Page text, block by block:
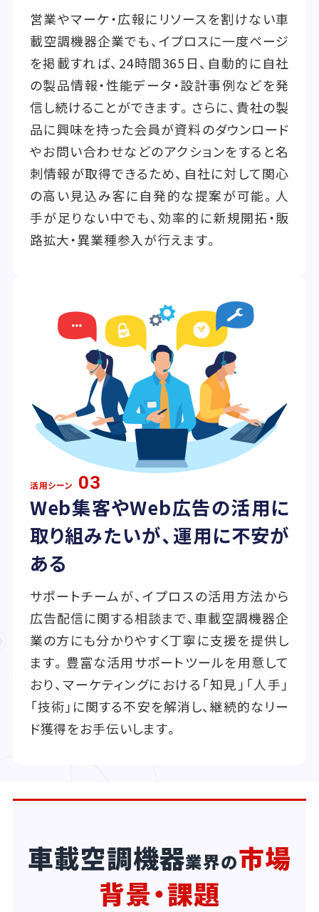
営業やマーケ・広報にリソースを割けない車
載空調機器企業でも、イプロスに一度ページ
を掲載すれば、24時間365日、自動的に自社
の製品情報・性能データ・設計事例などを発
信し続けることができます。さらに、貴社の製
品に興味を持った会員が資料のダウンロード
やお問い合わせなどのアクションをすると名
刺情報が取得できるため、自社に対して関心
の高い見込み客に自発的な提案が可能。人
手が足りない中でも、効率的に新規開拓・販
路拡大・異業種参入が行えます。
活用シーン 03
Web集客やWeb広告の活用に
取り組みたいが、運用に不安が
ある
サポートチームが、イプロスの活用方法から
広告配信に関する相談まで、車載空調機器企
業の方にも分かりやすく丁寧に支援を提供し
ます。豊富な活用サポートツールを用意して
おり、マーケティングにおける「知見」「人手」
「技術」に関する不安を解消し、継続的なリー
ド獲得をお手伝いします。
車載空調機器業界の市場
背景・課題